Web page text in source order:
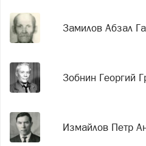
Замилов Абзал
Зобнин Георгий
Измайлов Петр